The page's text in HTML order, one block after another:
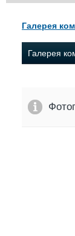
Галерея
Галерея